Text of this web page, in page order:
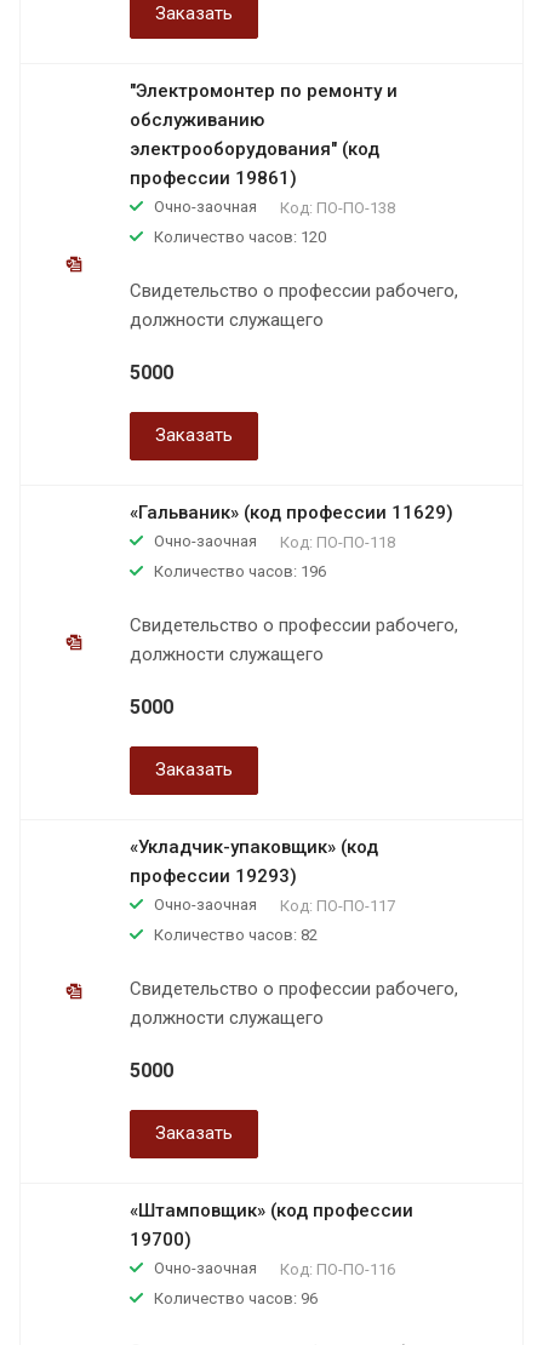
Заказать
"Электромонтер по ремонту и
обслуживанию
электрооборудования" (код
профессии 19861)
Очно-заочная Код: ПО-ПО-138
Количество часов: 120
Свидетельство о профессии рабочего,
должности служащего
5000
Заказать
«Гальваник» (код профессии 11629)
Очно-заочная Код: ПО-ПО-118
Количество часов: 196
Свидетельство о профессии рабочего,
должности служащего
5000
Заказать
«Укладчик-упаковщик» (код
профессии 19293)
Очно-заочная Код: ПО-ПО-117
Количество часов: 82
Свидетельство о профессии рабочего,
должности служащего
5000
Заказать
«Штамповщик» (код профессии
19700)
Очно-заочная Код: ПО-ПО-116
Количество часов: 96